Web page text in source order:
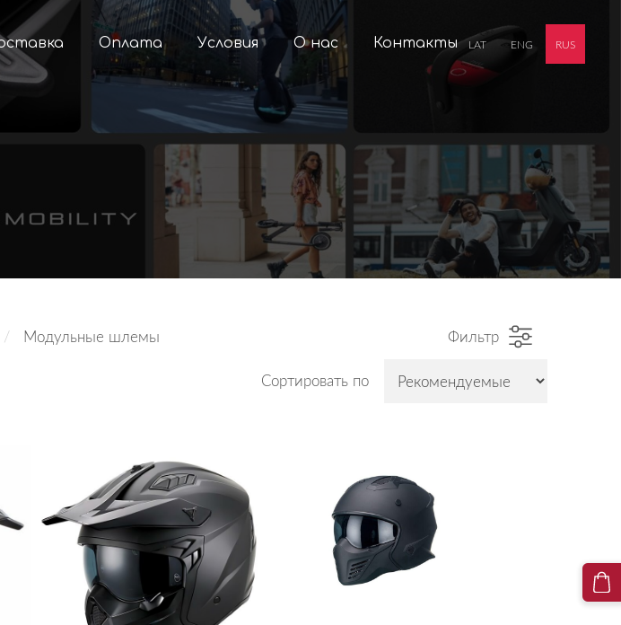
Оплата Условия О нас Контакты LAT ENG RUS
Mодульные шлемы Фильтр
Сортировать по